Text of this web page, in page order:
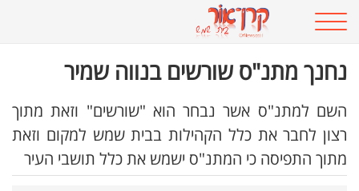
נחנך מתנ"ס שורשים בנווה שמיר
השם למתנ"ס אשר נבחר הוא "שורשים" וזאת מתוך
רצון לחבר את כלל הקהילות בבית שמש למקום וזאת
מתוך התפיסה כי המתנ"ס ישמש את כלל תושבי העיר